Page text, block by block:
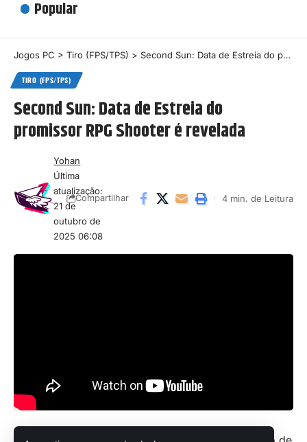
Popular
Jogos PC > Tiro (FPS/TPS) > Second Sun: Data de Estreia do promissor RPG Shooter é revelada
TIRO (FPS/TPS)
Second Sun: Data de Estreia do
promissor RPG Shooter é revelada
Última
atualização:
21 de
outubro de
2025 06:08
Yohan
Compartilhar 4 min. de Leitura